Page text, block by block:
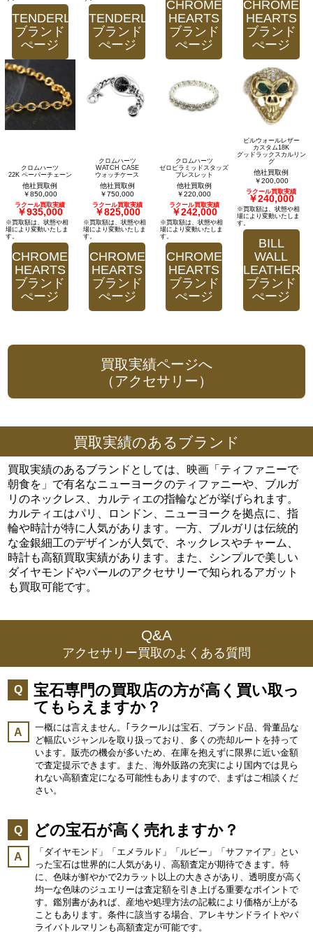
TENDERLOIN
ブランド
ぺージ
TENDERLOIN
ブランド
ぺージ
CHROME
HEARTS
ブランド
ぺージ
CHROME
HEARTS
ブランド
ぺージ
クロムハーツ
22K ペーパーチェーン
他社買取例
￥850,000
ラクール買取実績
￥935,000
※買取額は、状態や相
場により変動いたしま
す。
CHROME
HEARTS
ブランド
ぺージ
クロムハーツ
WATCH CASE
ウォッチケース
他社買取例
￥750,000
ラクール買取実績
￥825,000
※買取額は、状態や相
場により変動いたしま
す。
CHROME
HEARTS
ブランド
ぺージ
クロムハーツ
ゼロピラミッドスタッズ
ブレスレット
他社買取例
￥220,000
ラクール買取実績
￥242,000
※買取額は、状態や相
場により変動いたしま
す。
CHROME
HEARTS
ブランド
ぺージ
ビルウォールレザー
カスタム18K
グッドラックスカルリン
グ
他社買取例
￥200,000
ラクール買取実績
￥240,000
※買取額は、状態や相
場により変動いたしま
す。
BILL
WALL
LEATHER
ブランド
ぺージ
買取実績ページへ
（アクセサリー）
買取実績のあるブランド
買取実績のあるブランドとしては、映画「ティファニーで
朝食を」で有名なニューヨークのティファニーや、ブルガ
リのネックレス、カルティエの指輪などが挙げられます。
カルティエはパリ、ロンドン、ニューヨークを拠点に、指
輪や時計が特に人気があります。一方、ブルガリは伝統的
な金銀細工のデザインが人気で、ネックレスやチャーム、
時計も高額買取実績があります。また、シンプルで美しい
ダイヤモンドやパールのアクセサリーで知られるアガット
も買取可能です。
Q&A
アクセサリー買取のよくある質問
Q
宝石専門の買取店の方が高く買い取っ
てもらえますか？
A
一概には言えません。｢ラクール｣は宝石、ブランド品、骨董品な
ど幅広いジャンルを取り扱っており、多くの売却ルートを持って
います。販売の機会が多いため、在庫を抱えずに限界に近い金額
で査定提示できます。また、海外販路の充実により国内では見ら
れない高額査定になる可能性もありますので、まずはご相談くだ
さい。
Q どの宝石が高く売れますか？
A
「ダイヤモンド」「エメラルド」「ルビー」「サファイア」とい
った宝石は世界的に人気があり、高額査定が期待できます。特
に、色味が鮮やかで2カラット以上の大きさがあり、透明度が高く
均一な色味のジュエリーは査定額を引き上げる重要なポイントで
す。鑑別書があれば、産地や処理方法の記載により価格が上がる
こともあります。条件に該当する場合、アレキサンドライトやパ
ライバトルマリンも高額査定が可能です。